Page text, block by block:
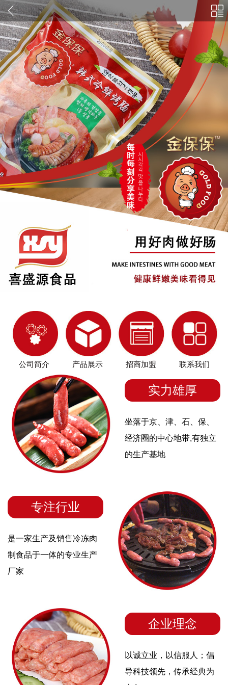
公司简介 产品展示 招商加盟 联系我们
实力雄厚
坐落于京、津、石、保、
经济圈的中心地带,有独立
的生产基地
专注行业
是一家生产及销售冷冻肉
制食品于一体的专业生产
厂家
企业理念
以诚立业，以信服人；倡
导科技领先，传承经典为